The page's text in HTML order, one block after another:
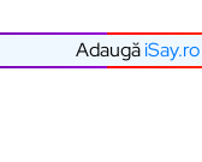
AdaugăiSay.ro